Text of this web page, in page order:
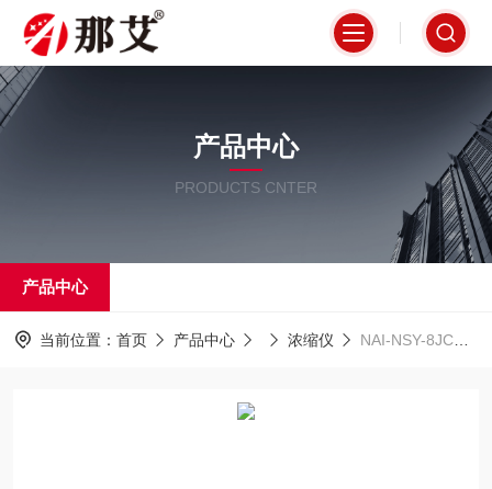
产品中心
PRODUCTS CNTER
产品中心
当前位置： 首页 产品中心 浓缩仪 NAI-NSY-8JC空气降尘样品浓缩蒸干仪,自动停止蒸干加热